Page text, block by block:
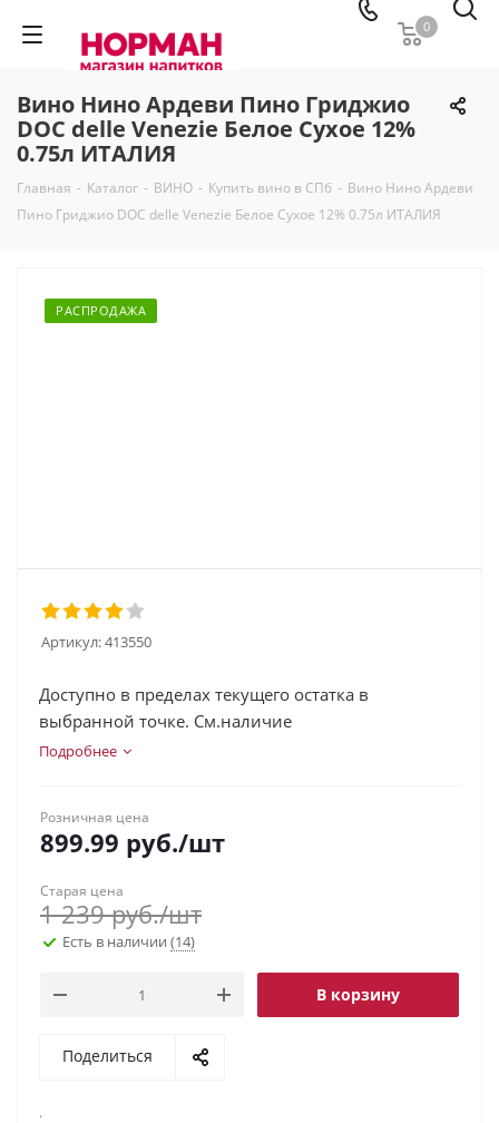
0
Вино Нино Ардеви Пино Гриджио
DOC delle Venezie Белое Сухое 12%
0.75л ИТАЛИЯ
Главная - Каталог - ВИНО - Купить вино в СПб - Вино Нино Ардеви
Пино Гриджио DOC delle Venezie Белое Сухое 12% 0.75л ИТАЛИЯ
РАСПРОДАЖА
Артикул:413550
Доступно в пределах текущего остатка в
выбранной точке. См.наличие
Подробнее
Розничная цена
899.99 руб./шт
Старая цена
1 239руб./шт
Есть в наличии (14)
В корзину
Поделиться
.